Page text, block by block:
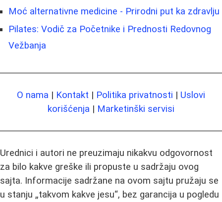
Moć alternativne medicine - Prirodni put ka zdravlju
Pilates: Vodič za Početnike i Prednosti Redovnog
Vežbanja
O nama | Kontakt | Politika privatnosti | Uslovi
korišćenja | Marketinški servisi
Urednici i autori ne preuzimaju nikakvu odgovornost
za bilo kakve greške ili propuste u sadržaju ovog
sajta. Informacije sadržane na ovom sajtu pružaju se
u stanju „takvom kakve jesu“, bez garancija u pogledu